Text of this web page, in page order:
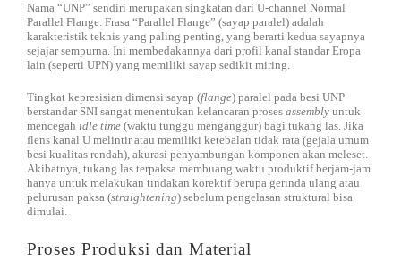
Nama “UNP” sendiri merupakan singkatan dari U-channel Normal
Parallel Flange. Frasa “Parallel Flange” (sayap paralel) adalah
karakteristik teknis yang paling penting, yang berarti kedua sayapnya
sejajar sempurna. Ini membedakannya dari profil kanal standar Eropa
lain (seperti UPN) yang memiliki sayap sedikit miring.
Tingkat kepresisian dimensi sayap (flange) paralel pada besi UNP
berstandar SNI sangat menentukan kelancaran proses assembly untuk
mencegah idle time (waktu tunggu menganggur) bagi tukang las. Jika
flens kanal U melintir atau memiliki ketebalan tidak rata (gejala umum
besi kualitas rendah), akurasi penyambungan komponen akan meleset.
Akibatnya, tukang las terpaksa membuang waktu produktif berjam-jam
hanya untuk melakukan tindakan korektif berupa gerinda ulang atau
pelurusan paksa (straightening) sebelum pengelasan struktural bisa
dimulai.
Proses Produksi dan Material